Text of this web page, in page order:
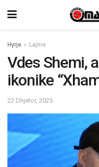
Hyrje Lajme
Vdes Shemi,
ikonike
22 Dhjetor, 2025